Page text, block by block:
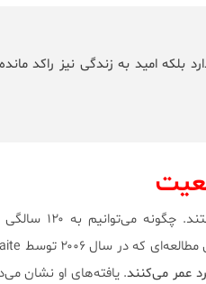
بلکه امید به زندگی نیز راکد
سال‌ها پژوهشگران سعی در
عمر می‌کنند. یافته‌های او نشان